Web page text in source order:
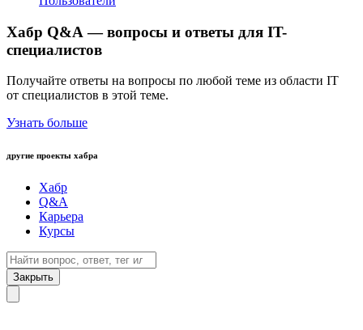
Хабр Q&A — вопросы и ответы для IT-
специалистов
Получайте ответы на вопросы по любой теме из области IT
от специалистов в этой теме.
Узнать больше
другие проекты хабра
Хабр
Q&A
Карьера
Курсы
Закрыть